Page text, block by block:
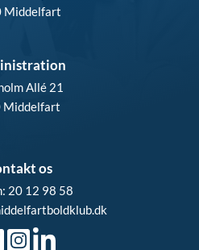
Middelfart
Allé 21
Middelfart
os
20 12 98 58